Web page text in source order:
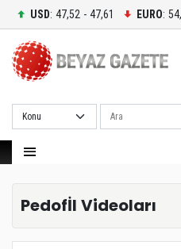
USD: 47,52 - 47,61 EURO:
Ara
Pedofİl Videoları